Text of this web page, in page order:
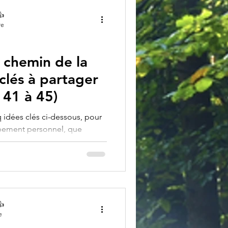
de la
à partager
à 45)
idées clés ci-dessous, pour
personnel, que
Jacques, riche
moi-même et les autres.
d'abord entrer en soi,
plus pr